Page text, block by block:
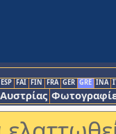
ESP FAI FIN FRA GER GRE INA